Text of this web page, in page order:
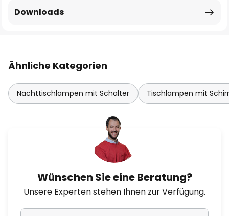
Downloads
Ähnliche Kategorien
Nachttischlampen mit Schalter Tischlampen mit
Wünschen Sie eine Beratung?
Unsere Experten stehen Ihnen zur Verfügung.